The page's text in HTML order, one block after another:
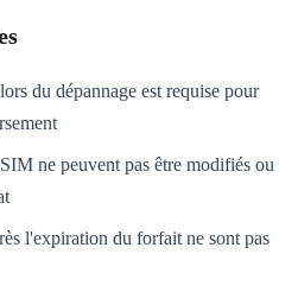
du dépannage est requise pour
ne peuvent pas être modifiés ou
l'expiration du forfait ne sont pas